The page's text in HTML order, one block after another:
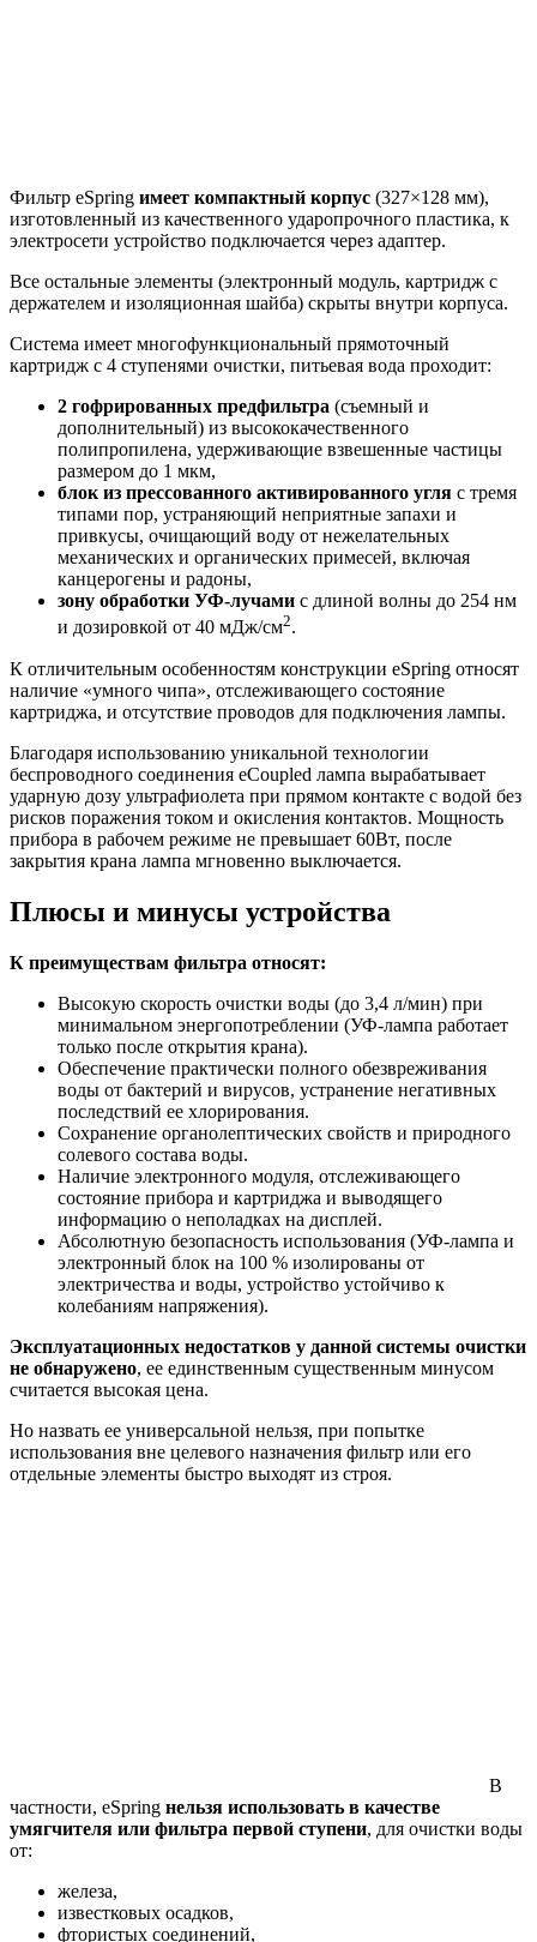
Фильтр eSpring имеет компактный корпус (327×128 мм),
изготовленный из качественного ударопрочного пластика, к
электросети устройство подключается через адаптер.
Все остальные элементы (электронный модуль, картридж с
держателем и изоляционная шайба) скрыты внутри корпуса.
Система имеет многофункциональный прямоточный
картридж с 4 ступенями очистки, питьевая вода проходит:
2 гофрированных предфильтра (съемный и
дополнительный) из высококачественного
полипропилена, удерживающие взвешенные частицы
размером до 1 мкм,
блок из прессованного активированного угля с тремя
типами пор, устраняющий неприятные запахи и
привкусы, очищающий воду от нежелательных
механических и органических примесей, включая
канцерогены и радоны,
зону обработки УФ-лучами с длиной волны до 254 нм
и дозировкой от 40 мДж/см2.
К отличительным особенностям конструкции eSpring относят
наличие «умного чипа», отслеживающего состояние
картриджа, и отсутствие проводов для подключения лампы.
Благодаря использованию уникальной технологии
беспроводного соединения eCoupled лампа вырабатывает
ударную дозу ультрафиолета при прямом контакте с водой без
рисков поражения током и окисления контактов. Мощность
прибора в рабочем режиме не превышает 60Вт, после
закрытия крана лампа мгновенно выключается.
Плюсы и минусы устройства
К преимуществам фильтра относят:
Высокую скорость очистки воды (до 3,4 л/мин) при
минимальном энергопотреблении (УФ-лампа работает
только после открытия крана).
Обеспечение практически полного обезвреживания
воды от бактерий и вирусов, устранение негативных
последствий ее хлорирования.
Сохранение органолептических свойств и природного
солевого состава воды.
Наличие электронного модуля, отслеживающего
состояние прибора и картриджа и выводящего
информацию о неполадках на дисплей.
Абсолютную безопасность использования (УФ-лампа и
электронный блок на 100 % изолированы от
электричества и воды, устройство устойчиво к
колебаниям напряжения).
Эксплуатационных недостатков у данной системы очистки
не обнаружено, ее единственным существенным минусом
считается высокая цена.
Но назвать ее универсальной нельзя, при попытке
использования вне целевого назначения фильтр или его
отдельные элементы быстро выходят из строя.
В
частности, eSpring нельзя использовать в качестве
умягчителя или фильтра первой ступени, для очистки воды
от:
железа,
известковых осадков,
фтористых соединений,